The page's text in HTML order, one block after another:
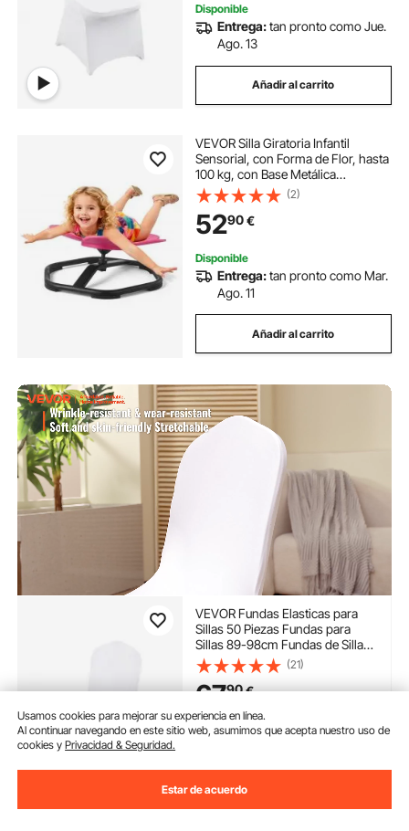
Disponible
Entrega:tan pronto como Jue.
Ago. 13
Añadir al carrito
VEVOR Silla Giratoria Infantil
Sensorial, con Forma de Flor, hasta
100 kg, con Base Metálica
Antideslizante, Favorece la
Coordinación, el Equilibrio y la
Concentración, Rosa, 62 x 62 x
25,5 cm
(2)
5290€
Disponible
Entrega:tan pronto como Mar.
Ago. 11
Añadir al carrito
VEVOR Fundas Elasticas para
Sillas 50 Piezas Fundas para
Sillas 89-98cm Fundas de Sillas
para Bodas Evento Decoración
para Decoración de Boda
(21)
6790€
Disponible
Jue. Ago. 13
Añadir al carrito
Usamos cookies para mejorar su experiencia en línea.
Al continuar navegando en este sitio web, asumimos que acepta nuestro uso de
cookies yPrivacidad & Seguridad.
Estar de acuerdo